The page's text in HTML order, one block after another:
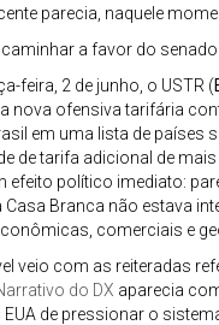
parecia, naquele
a favor do
feira, 2 de junho, o USTR (
nova ofensiva tarifária
em uma lista de países
de tarifa adicional de
efeito político imediato:
Casa Branca não estava
comerciais e
veio com as reiteradas
do DX aparecia
EUA de pressionar o